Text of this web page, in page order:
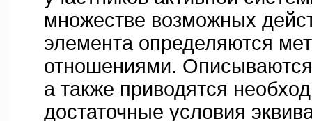
множестве возможных
элемента определяются
отношениями.
а также приводятся
достаточные условия